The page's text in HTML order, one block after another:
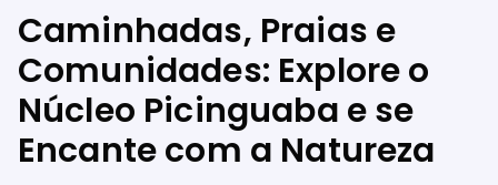
Caminhadas, Praias e
Comunidades: Explore o
Núcleo Picinguaba e se
Encante com a Natureza